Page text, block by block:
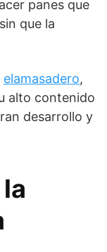
panes que
que la
elamasadero,
alto contenido
desarrollo y